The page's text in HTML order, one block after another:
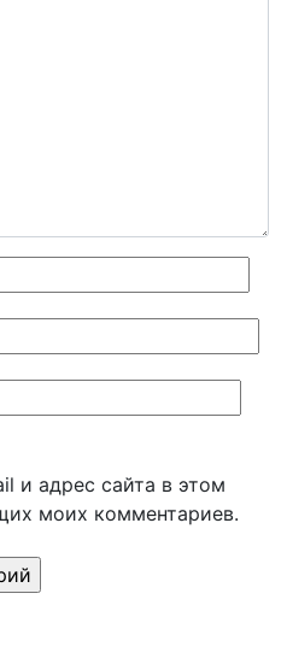
и адрес сайта в этом
моих комментариев.